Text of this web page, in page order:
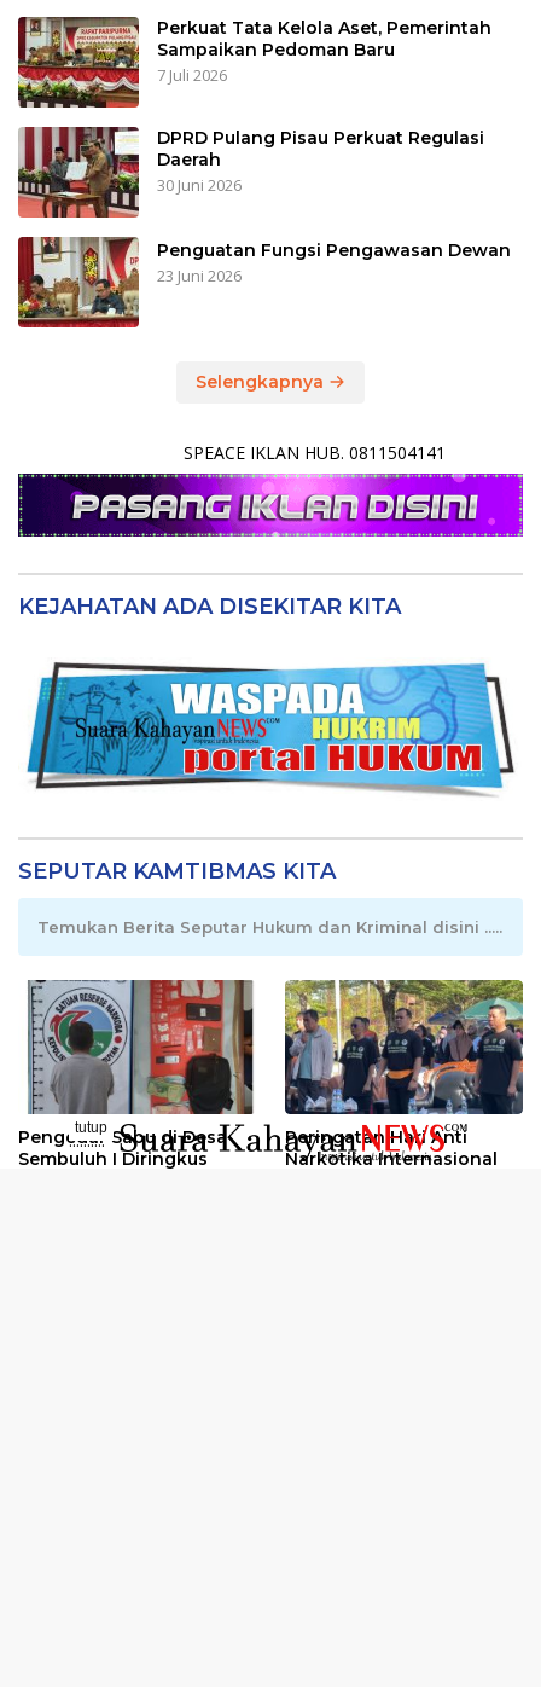
Perkuat Tata Kelola Aset, Pemerintah
Sampaikan Pedoman Baru
7 Juli 2026
DPRD Pulang Pisau Perkuat Regulasi
Daerah
30 Juni 2026
Penguatan Fungsi Pengawasan Dewan
23 Juni 2026
Selengkapnya
SPEACE IKLAN HUB. 0811504141
KEJAHATAN ADA DISEKITAR KITA
SEPUTAR KAMTIBMAS KITA
Temukan Berita Seputar Hukum dan Kriminal disini .....
Pengedar Sabu di Desa
Sembuluh I Diringkus
Peringatan Hari Anti
Narkotika Internasional
tutup
..........